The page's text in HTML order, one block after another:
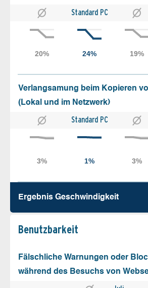
Standard PC
Verlangsamung beim Kopieren
(Lokal und im Netzwerk)
Standard PC
Ergebnis Geschw­indigkeit
Benutz­barkeit
Fälschliche Warnungen oder
während des Besuchs von